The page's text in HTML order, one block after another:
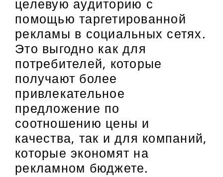
целевую аудиторию с
помощью таргетированной
рекламы в социальных сетях.
Это выгодно как для
потребителей, которые
получают более
привлекательное
предложение по
соотношению цены и
качества, так и для компаний,
которые экономят на
рекламном бюджете.